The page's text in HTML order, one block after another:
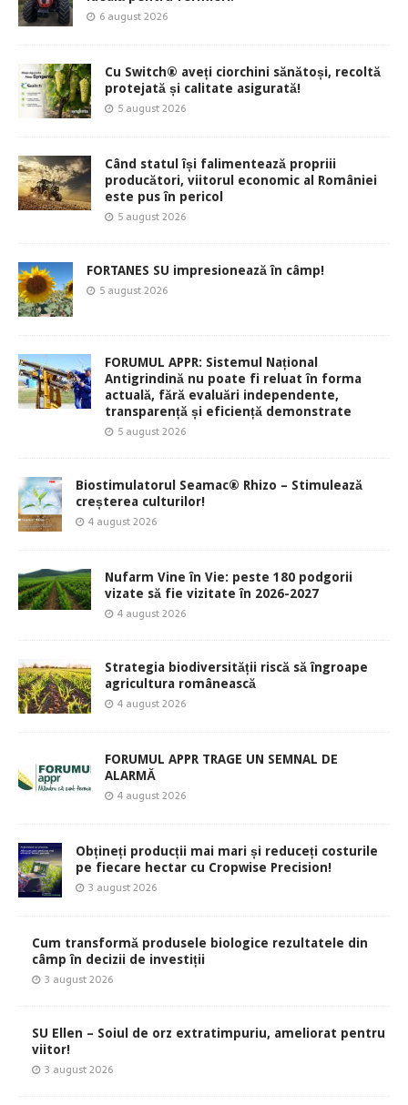
6 august 2026
Cu Switch® aveți ciorchini sănătoși, recoltă
protejată și calitate asigurată!
5 august 2026
Când statul își falimentează propriii
producători, viitorul economic al României
este pus în pericol
5 august 2026
FORTANES SU impresionează în câmp!
5 august 2026
FORUMUL APPR: Sistemul Național
Antigrindină nu poate fi reluat în forma
actuală, fără evaluări independente,
transparență și eficiență demonstrate
5 august 2026
Biostimulatorul Seamac® Rhizo – Stimulează
creșterea culturilor!
4 august 2026
Nufarm Vine în Vie: peste 180 podgorii
vizate să fie vizitate în 2026-2027
4 august 2026
Strategia biodiversității riscă să îngroape
agricultura românească
4 august 2026
FORUMUL APPR TRAGE UN SEMNAL DE
ALARMĂ
4 august 2026
Obțineți producții mai mari și reduceți costurile
pe fiecare hectar cu Cropwise Precision!
3 august 2026
Cum transformă produsele biologice rezultatele din
câmp în decizii de investiții
3 august 2026
SU Ellen – Soiul de orz extratimpuriu, ameliorat pentru
viitor!
3 august 2026